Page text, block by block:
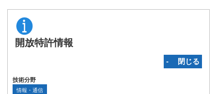
開放特許情報
‐ 閉じる
技術分野
情報・通信